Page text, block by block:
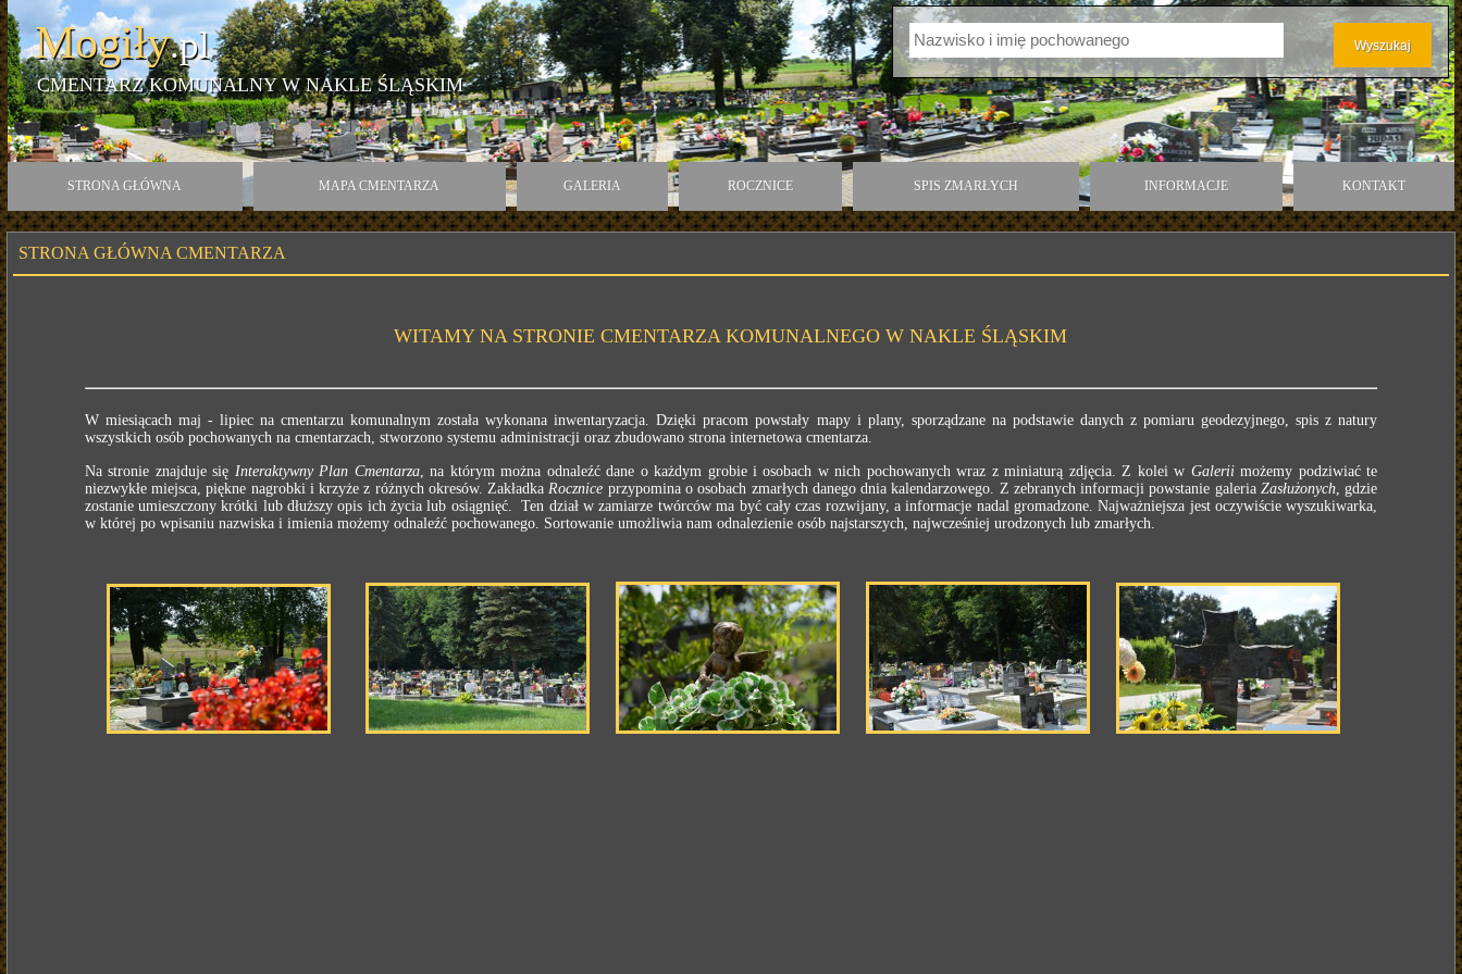
Mogiły.pl
CMENTARZ KOMUNALNY W NAKLE ŚLĄSKIM
STRONA GŁÓWNA MAPA CMENTARZA GALERIA ROCZNICE SPIS ZMARŁYCH INFORMACJE KONTAKT
STRONA GŁÓWNA CMENTARZA
WITAMY NA STRONIE CMENTARZA KOMUNALNEGO W NAKLE ŚLĄSKIM
W miesiącach maj - lipiec na cmentarzu komunalnym została wykonana inwentaryzacja. Dzięki pracom powstały mapy i plany, sporządzane na podstawie danych z pomiaru geodezyjnego, spis z natury
wszystkich osób pochowanych na cmentarzach, stworzono systemu administracji oraz zbudowano strona internetowa cmentarza.
Na stronie znajduje się Interaktywny Plan Cmentarza, na którym można odnaleźć dane o każdym grobie i osobach w nich pochowanych wraz z miniaturą zdjęcia. Z kolei w Galeriimożemy podziwiać te
niezwykłe miejsca, piękne nagrobki i krzyże z różnych okresów. ZakładkaRocznice przypomina o osobach zmarłych danego dnia kalendarzowego. Z zebranych informacji powstanie galeria Zasłużonych, gdzie
zostanie umieszczony krótki lub dłuższy opis ich życia lub osiągnięć. Ten dział w zamiarze twórców ma być cały czas rozwijany, a informacje nadal gromadzone. Najważniejsza jest oczywiście wyszukiwarka,
w której po wpisaniu nazwiska i imienia możemy odnaleźć pochowanego. Sortowanie umożliwia nam odnalezienie osób najstarszych, najwcześniej urodzonych lub zmarłych.